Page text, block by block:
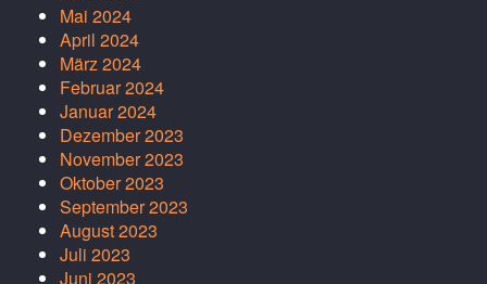
Mai 2024
April 2024
März 2024
Februar 2024
Januar 2024
Dezember 2023
November 2023
Oktober 2023
September 2023
August 2023
Juli 2023
Juni 2023